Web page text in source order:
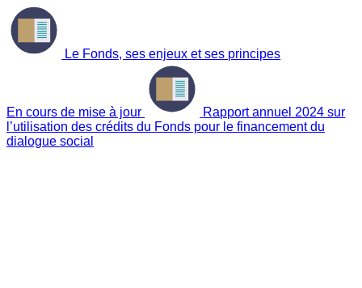
Le Fonds, ses enjeux et ses principes
En cours de mise à jour
Rapport annuel 2024 sur
l’utilisation des crédits du Fonds pour le financement du
dialogue social